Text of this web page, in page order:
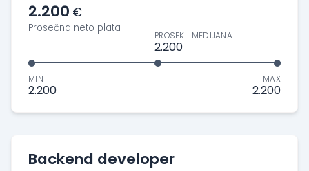
2.200 €
Prosečna neto plata
MIN
2.200
PROSEK I MEDIJANA
2.200
MAX
2.200
Backend developer